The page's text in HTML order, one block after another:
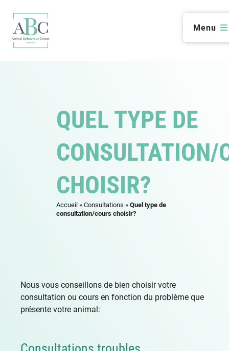
Menu
QUEL TYPE DE
CONSULTATION/
CHOISIR?
Accueil »Consultations »Quel type de
consultation/cours choisir?
Nous vous conseillons de bien choisir votre
consultation ou cours en fonction du problème que
présente votre animal: